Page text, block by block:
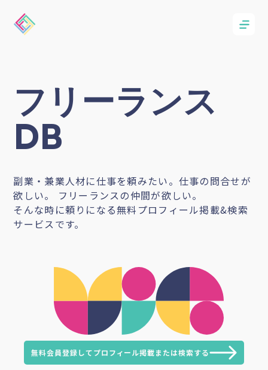
フリーランス
DB
副業・兼業人材に仕事を頼みたい。仕事の問合せが
欲しい。 フリーランスの仲間が欲しい。
そんな時に頼りになる無料プロフィール掲載&検索
サービスです。
無料会員登録してプロフィール掲載または検索する